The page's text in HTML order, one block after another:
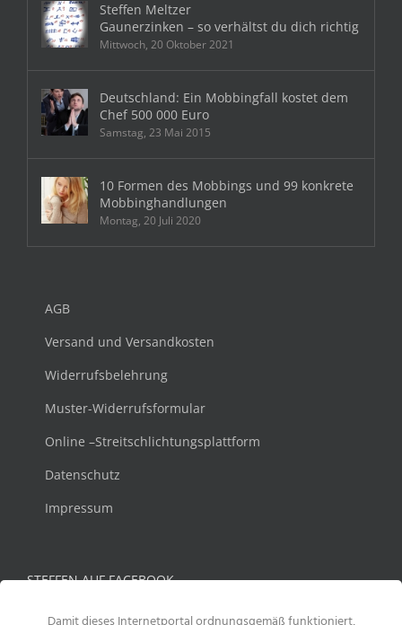
Steffen Meltzer
Gaunerzinken – so verhältst du dich richtig
Mittwoch, 20 Oktober 2021
Deutschland: Ein Mobbingfall kostet dem
Chef 500 000 Euro
Samstag, 23 Mai 2015
10 Formen des Mobbings und 99 konkrete
Mobbinghandlungen
Montag, 20 Juli 2020
AGB
Versand und Versandkosten
Widerrufsbelehrung
Muster-Widerrufsformular
Online –Streitschlichtungsplattform
Datenschutz
Impressum
STEFFEN AUF FACEBOOK